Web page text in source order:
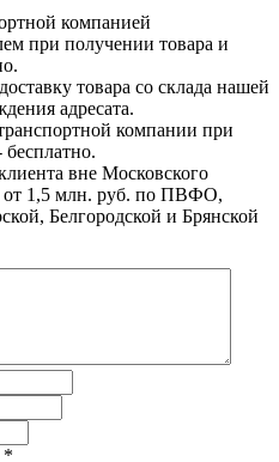
компанией
при получении товара и
товара со склада нашей
адресата.
компании при
бесплатно.
вне Московского
от 1,5 млн. руб. по ПВФО,
Белгородской и Брянской
*